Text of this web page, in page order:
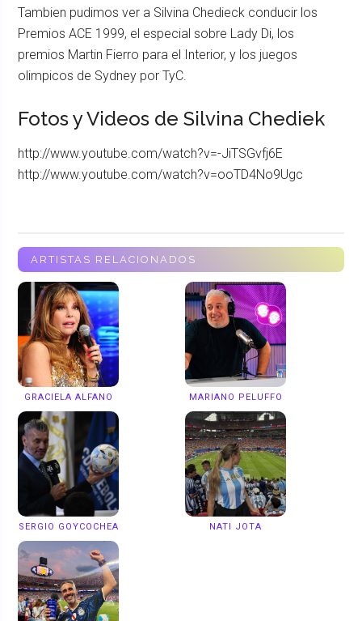
Tambien pudimos ver a Silvina Chedieck conducir los
Premios ACE 1999, el especial sobre Lady Di, los
premios Martin Fierro para el Interior, y los juegos
olimpicos de Sydney por TyC.
Fotos y Videos de Silvina Chediek
http://www.youtube.com/watch?v=-JiTSGvfj6E
http://www.youtube.com/watch?v=ooTD4No9Ugc
ARTISTAS RELACIONADOS
GRACIELA ALFANO MARIANO PELUFFO
SERGIO GOYCOCHEA NATI JOTA